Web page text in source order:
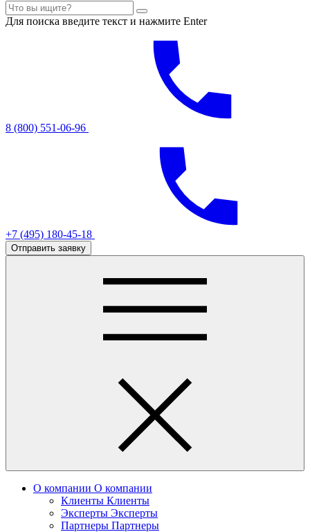
Для поиска введите текст и нажмите Enter
8 (800) 551-06-96
+7 (495) 180-45-18
Отправить заявку
О компании О компании
Клиенты Клиенты
Эксперты Эксперты
Партнеры Партнеры